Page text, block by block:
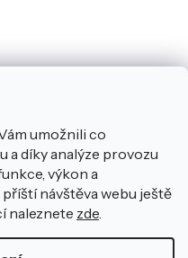
umožnili co
díky analýze provozu
výkon a
návštěva webu ještě
naleznete zde.